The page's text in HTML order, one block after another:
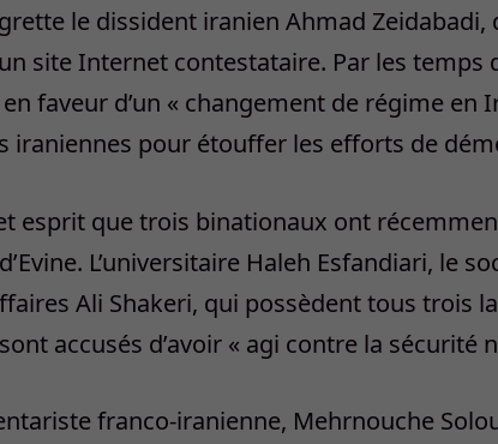
le dissident iranien Ahmad
site Internet contestataire. Par les temps
faveur d’un « changement de régime en
iraniennes pour étouffer les efforts de
esprit que trois binationaux ont
L’universitaire Haleh Esfandiari, le
Ali Shakeri, qui possèdent tous trois
accusés d’avoir « agi contre la sécurité
franco-iranienne, Mehrnouche